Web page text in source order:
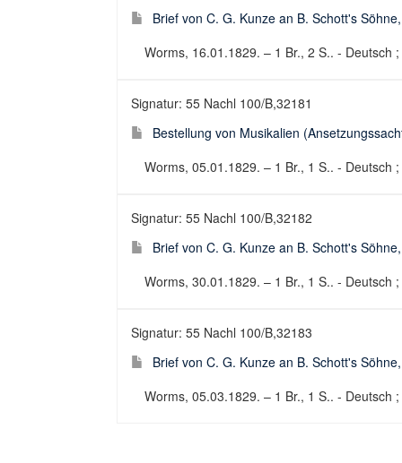
Brief von C. G. Kunze an B. Schott's
Worms, 16.01.1829. – 1 Br., 2 S.. - Deutsch
Signatur: 55 Nachl 100/B,32181
Bestellung von Musikalien
Worms, 05.01.1829. – 1 Br., 1 S.. - Deutsch
Signatur: 55 Nachl 100/B,32182
Brief von C. G. Kunze an B. Schott's
Worms, 30.01.1829. – 1 Br., 1 S.. - Deutsch
Signatur: 55 Nachl 100/B,32183
Brief von C. G. Kunze an B. Schott's
Worms, 05.03.1829. – 1 Br., 1 S.. - Deutsch